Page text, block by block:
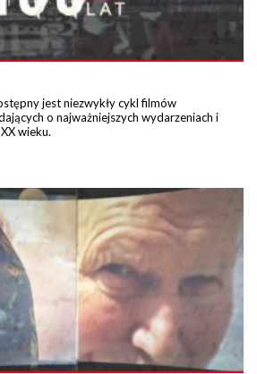
jest niezwykły cykl filmów
o najważniejszych wydarzeniach i
wieku.